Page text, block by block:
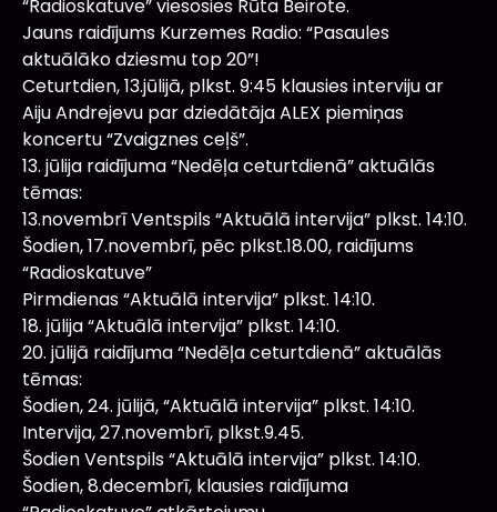
“Radioskatuve” viesosies Rūta Beirote.
Jauns raidījums Kurzemes Radio: “Pasaules
aktuālāko dziesmu top 20”!
Ceturtdien, 13.jūlijā, plkst. 9:45 klausies interviju ar
Aiju Andrejevu par dziedātāja ALEX piemiņas
koncertu “Zvaigznes ceļš”.
13. jūlija raidījuma “Nedēļa ceturtdienā” aktuālās
tēmas:
13.novembrī Ventspils “Aktuālā intervija” plkst. 14:10.
Šodien, 17.novembrī, pēc plkst.18.00, raidījums
“Radioskatuve”
Pirmdienas “Aktuālā intervija” plkst. 14:10.
18. jūlija “Aktuālā intervija” plkst. 14:10.
20. jūlijā raidījuma “Nedēļa ceturtdienā” aktuālās
tēmas:
Šodien, 24. jūlijā, “Aktuālā intervija” plkst. 14:10.
Intervija, 27.novembrī, plkst.9.45.
Šodien Ventspils “Aktuālā intervija” plkst. 14:10.
Šodien, 8.decembrī, klausies raidījuma